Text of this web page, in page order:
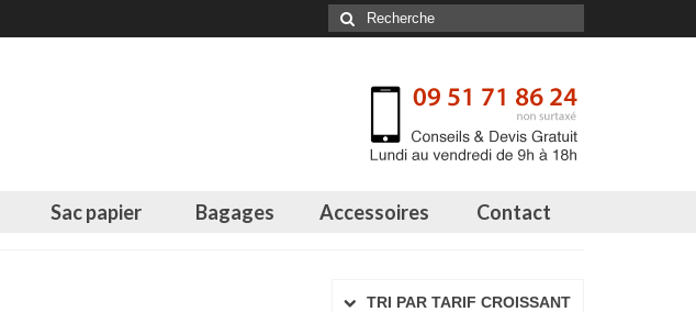
Sac papier Bagages Accessoires Contact
TRI PAR TARIF CROISSANT